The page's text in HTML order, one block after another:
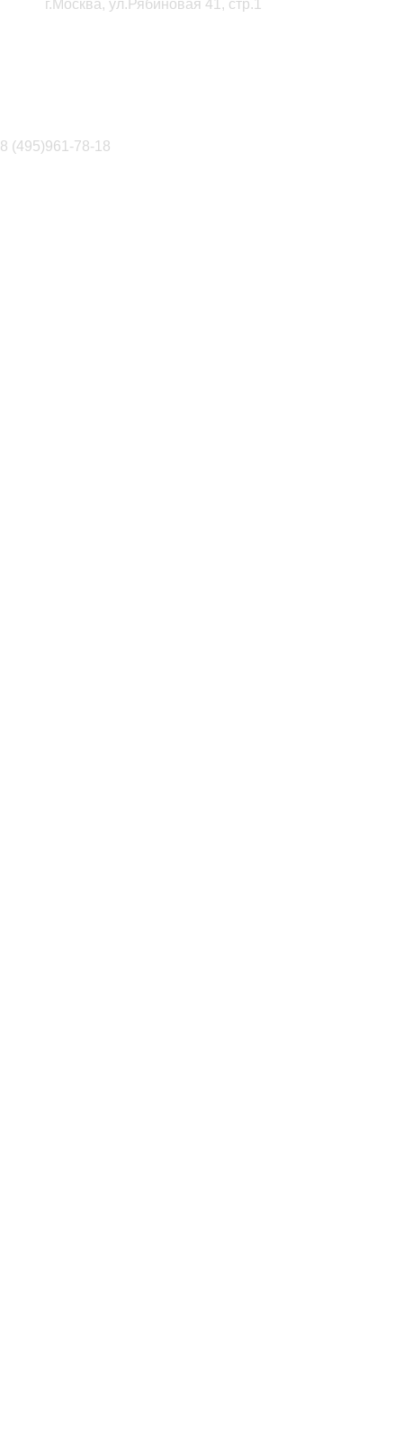
г.Москва, ул.Рябиновая 41, стр.1
8 (495)961-78-18